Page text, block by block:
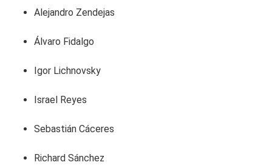
Alejandro Zendejas
Álvaro Fidalgo
Igor Lichnovsky
Israel Reyes
Sebastián Cáceres
Richard Sánchez